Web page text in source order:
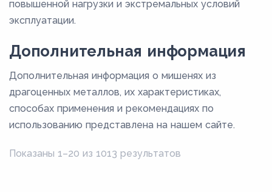
повышенной нагрузки и экстремальных условий
эксплуатации.
Дополнительная информация
Дополнительная информация о мишенях из
драгоценных металлов, их характеристиках,
способах применения и рекомендациях по
использованию представлена на нашем сайте.
Показаны 1–20 из 1013 результатов